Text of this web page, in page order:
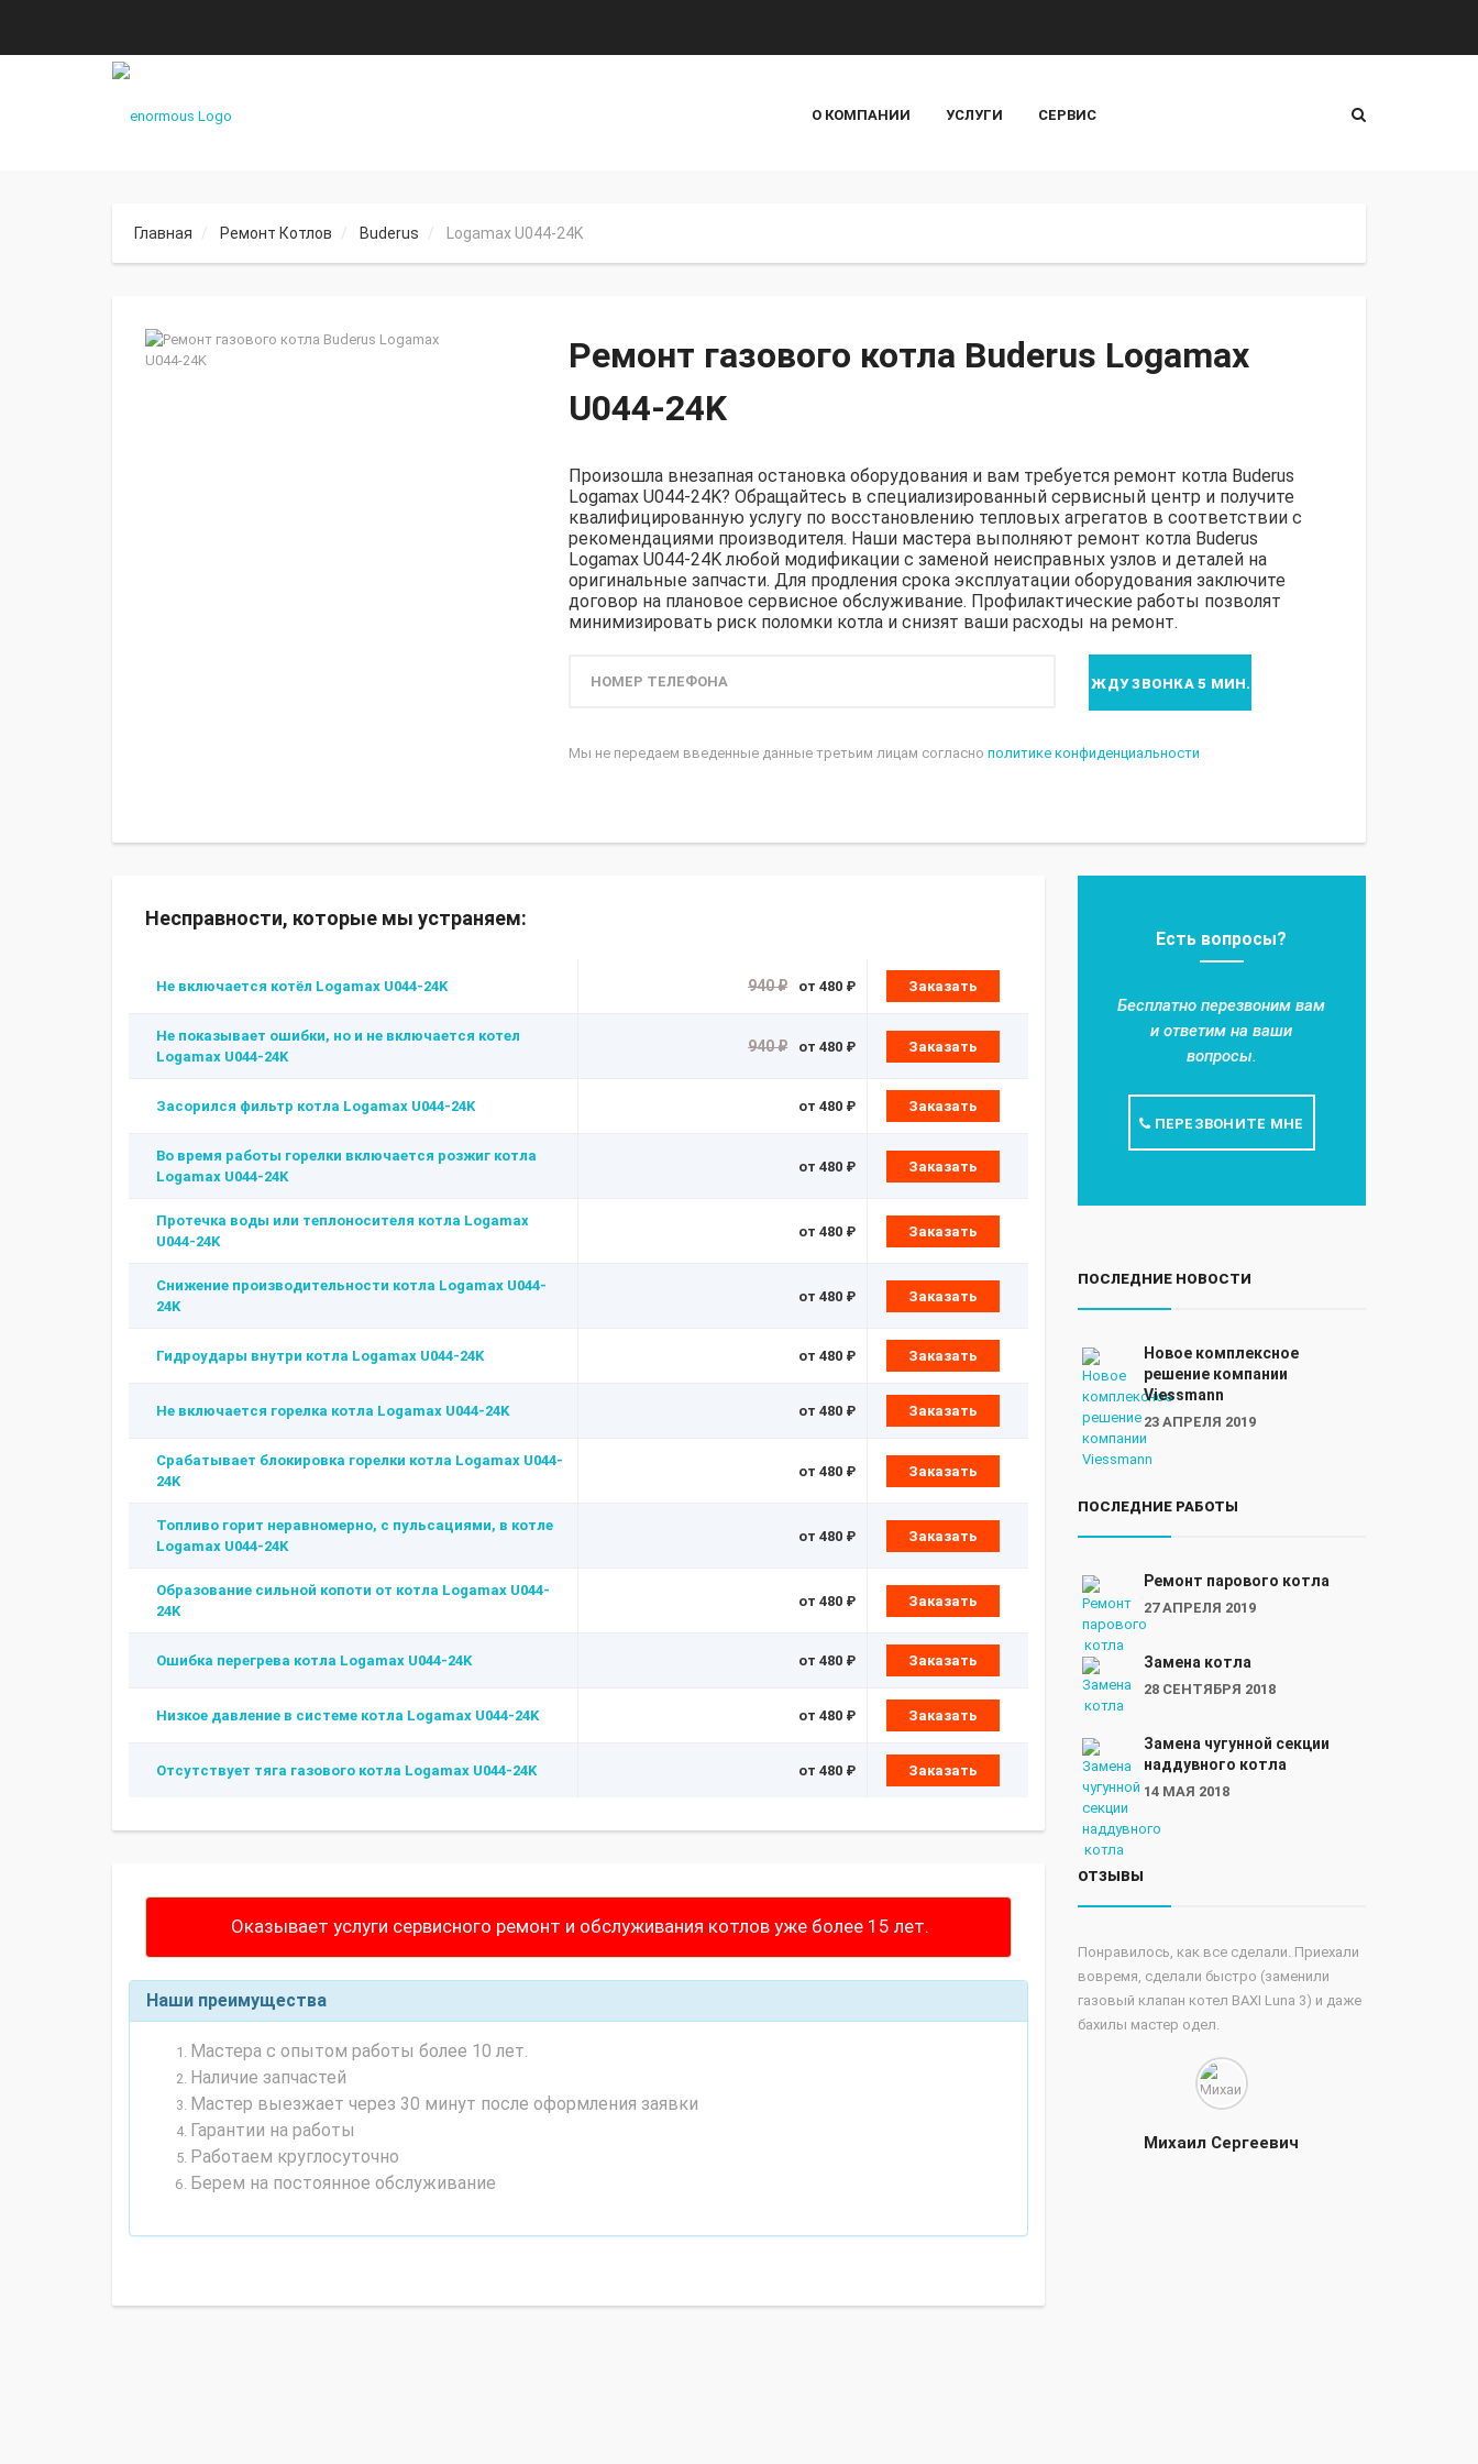
О КОМПАНИИ УСЛУГИ СЕРВИС
Главная Ремонт Котлов Buderus Logamax U044-24K
Ремонт газового котла Buderus Logamax
U044-24K
Произошла внезапная остановка оборудования и вам требуется ремонт котла Buderus
Logamax U044-24K? Обращайтесь в специализированный сервисный центр и получите
квалифицированную услугу по восстановлению тепловых агрегатов в соответствии с
рекомендациями производителя. Наши мастера выполняют ремонт котла Buderus
Logamax U044-24K любой модификации с заменой неисправных узлов и деталей на
оригинальные запчасти. Для продления срока эксплуатации оборудования заключите
договор на плановое сервисное обслуживание. Профилактические работы позволят
минимизировать риск поломки котла и снизят ваши расходы на ремонт.
Мы не передаем введенные данные третьим лицам согласно политике конфиденциальности
Несправности, которые мы устраняем:
Не включается котёл Logamax U044-24K 940 ₽ от 480 ₽ Заказать
Не показывает ошибки, но и не включается котел
Logamax U044-24K
940 ₽ от 480 ₽ Заказать
Засорился фильтр котла Logamax U044-24K от 480 ₽ Заказать
Во время работы горелки включается розжиг котла
Logamax U044-24K
от 480 ₽ Заказать
Протечка воды или теплоносителя котла Logamax
U044-24K
от 480 ₽ Заказать
Снижение производительности котла Logamax U044-
24K
от 480 ₽ Заказать
Гидроудары внутри котла Logamax U044-24K от 480 ₽ Заказать
Не включается горелка котла Logamax U044-24K от 480 ₽ Заказать
Срабатывает блокировка горелки котла Logamax U044-
24K
от 480 ₽ Заказать
Топливо горит неравномерно, с пульсациями, в котле
Logamax U044-24K
от 480 ₽ Заказать
Образование сильной копоти от котла Logamax U044-
24K
от 480 ₽ Заказать
Ошибка перегрева котла Logamax U044-24K от 480 ₽ Заказать
Низкое давление в системе котла Logamax U044-24K от 480 ₽ Заказать
Отсутствует тяга газового котла Logamax U044-24K от 480 ₽ Заказать
Оказывает услуги сервисного ремонт и обслуживания котлов уже более 15 лет.
Наши преимущества
Мастера с опытом работы более 10 лет.
Наличие запчастей
Мастер выезжает через 30 минут после оформления заявки
Гарантии на работы
Работаем круглосуточно
Берем на постоянное обслуживание
Есть вопросы?
Бесплатно перезвоним вам
и ответим на ваши
вопросы.
ПЕРЕЗВОНИТЕ МНЕ
ПОСЛЕДНИЕ НОВОСТИ
Новое комплексное
решение компании
Viessmann
23 АПРЕЛЯ 2019
ПОСЛЕДНИЕ РАБОТЫ
Ремонт парового котла
27 АПРЕЛЯ 2019
Замена котла
28 СЕНТЯБРЯ 2018
Замена чугунной секции
наддувного котла
14 МАЯ 2018
ОТЗЫВЫ
Понравилось, как все сделали. Приехали
вовремя, сделали быстро (заменили
газовый клапан котел BAXI Luna 3) и даже
бахилы мастер одел.
Михаил Сергеевич